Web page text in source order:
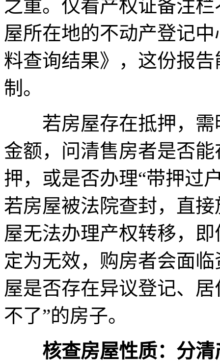
之重。仅看产权证备注
屋所在地的不动产登记
料查询结果》，这份报
制。
若房屋存在抵押，需
金额，问清售房者是否
押，或是否办理“带押过
若房屋被法院查封，直
屋无法办理产权转移，
定为无效，购房者会面
屋是否存在异议登记、
不了”的房子。
核查房屋性质：分